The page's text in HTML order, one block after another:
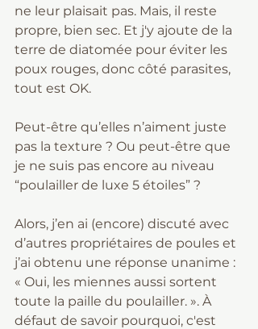
ne leur plaisait pas. Mais, il reste
propre, bien sec. Et j'y ajoute de la
terre de diatomée pour éviter les
poux rouges, donc côté parasites,
tout est OK.
Peut-être qu’elles n’aiment juste
pas la texture ? Ou peut-être que
je ne suis pas encore au niveau
“poulailler de luxe 5 étoiles” ?
Alors, j’en ai (encore) discuté avec
d’autres propriétaires de poules et
j’ai obtenu une réponse unanime :
« Oui, les miennes aussi sortent
toute la paille du poulailler. ». À
défaut de savoir pourquoi, c'est